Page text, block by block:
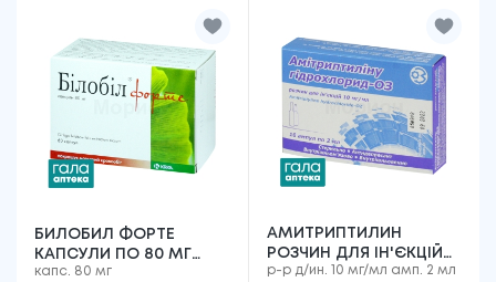
БИЛОБИЛ ФОРТЕ
КАПСУЛИ ПО 80 МГ
№60
капс. 80 мг
АМИТРИПТИЛИН
РОЗЧИН ДЛЯ ІН'ЄКЦІЙ
ПО 10 МГ/МЛ №10
р-р д/ин. 10 мг/мл амп. 2 мл